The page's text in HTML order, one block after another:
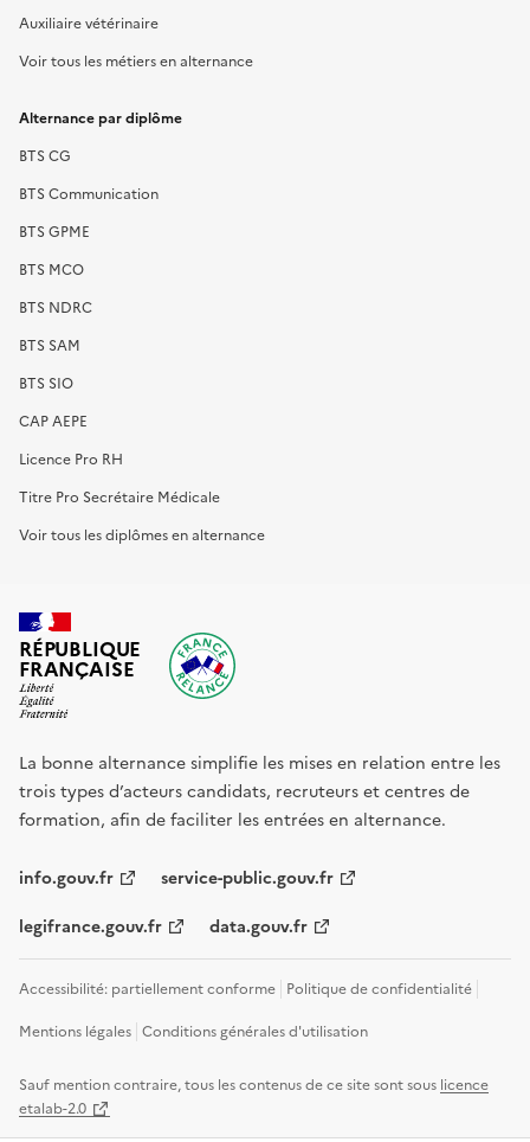
Auxiliaire vétérinaire
Voir tous les métiers en alternance
Alternance par diplôme
BTS CG
BTS Communication
BTS GPME
BTS MCO
BTS NDRC
BTS SAM
BTS SIO
CAP AEPE
Licence Pro RH
Titre Pro Secrétaire Médicale
Voir tous les diplômes en alternance
RÉPUBLIQUE
FRANÇAISE
La bonne alternance simplifie les mises en relation entre les
trois types d’acteurs candidats, recruteurs et centres de
formation, afin de faciliter les entrées en alternance.
info.gouv.fr service-public.gouv.fr
legifrance.gouv.fr data.gouv.fr
Accessibilité: partiellement conforme Politique de confidentialité
Mentions légales Conditions générales d'utilisation
Sauf mention contraire, tous les contenus de ce site sont sous licence
etalab-2.0